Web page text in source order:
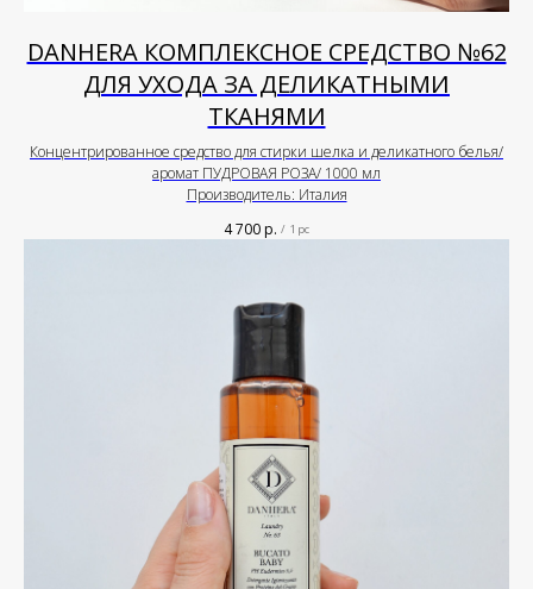
DANHERA КОМПЛЕКСНОЕ СРЕДСТВО №62
ДЛЯ УХОДА ЗА ДЕЛИКАТНЫМИ
ТКАНЯМИ
Концентрированное средство для стирки шелка и деликатного белья/
аромат ПУДРОВАЯ РОЗА/ 1000 мл
Производитель: Италия
4 700р. / 1 pc